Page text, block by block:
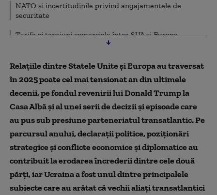
NATO şi incertitudinile privind angajamentele de
securitate
Tarife şi tensiuni comerciale între SUA şi Europa
Relaţiile dintre Statele Unite şi Europa au traversat
în 2025 poate cel mai tensionat an din ultimele
decenii, pe fondul revenirii lui Donald Trump la
Casa Albă şi al unei serii de decizii şi episoade care
au pus sub presiune parteneriatul transatlantic. Pe
parcursul anului, declaraţii politice, poziţionări
strategice şi conflicte economice şi diplomatice au
contribuit la erodarea încrederii dintre cele două
părţi, iar Ucraina a fost unul dintre principalele
subiecte care au arătat că vechii aliaţi transatlantici